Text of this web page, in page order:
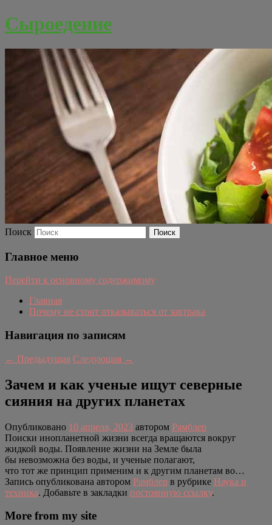
Сыроедение
Поиск
Главное меню
Перейти к основному содержимому
Главная
Почему не стоит отказываться от завтрака
Навигация по записям
← Предыдущая Следующая →
Зачем и как ученые ищут северные
сияния на других планетах
Опубликовано 10 апреля, 2023 автором Рамблер
Поиски инопланетной жизни всегда вращаются вокруг
жидкой воды. Появление жизни на Земле была
бы невозможна без воды, и ученые полагают,
что тот же принцип применим и к другим планетам во…
Запись опубликована автором Рамблер в рубрике Наука и
техника. Добавьте в закладки постоянную ссылку.
More from my site